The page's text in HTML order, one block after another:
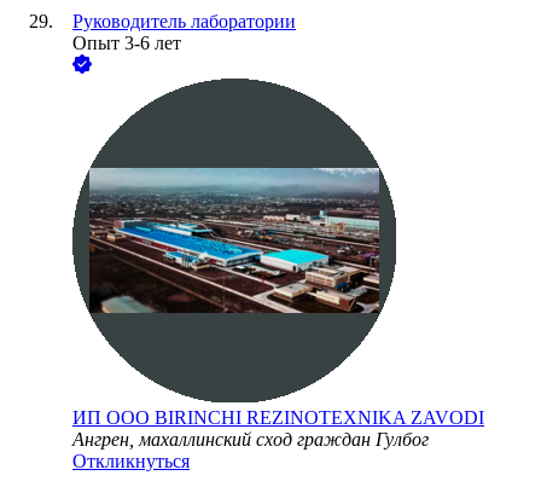
Руководитель лаборатории
Опыт 3-6 лет
ИП ООО BIRINCHI REZINOTEXNIKA ZAVODI
Ангрен, махаллинский сход граждан Гулбог
Откликнуться